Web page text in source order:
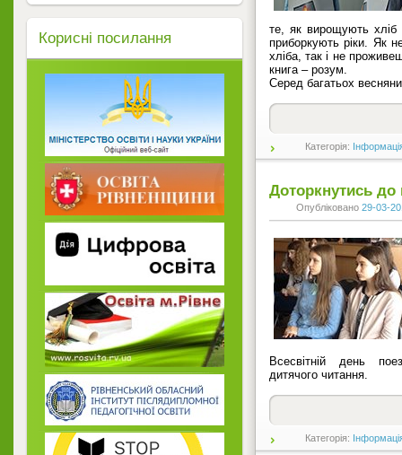
те, як вирощують хліб
приборкують ріки. Як
хліба, так і не
книга – розум.
Серед багатьох
Категорія:
Доторкнутись
Опубліковано 29-03-
Всесвітній день
дитячого читання.
Категорія:
Корисні посилання